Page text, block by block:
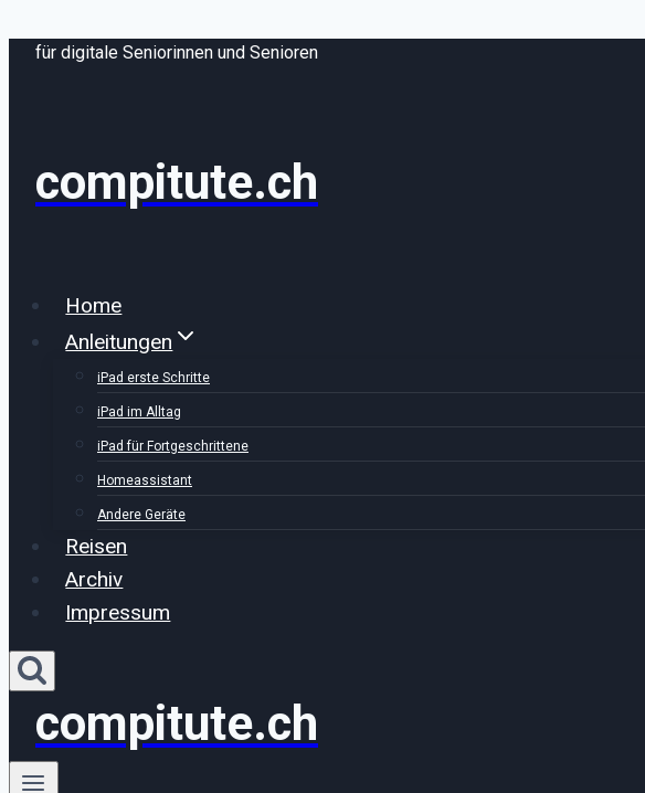
Zumfür digitale Seniorinnen und Senioren
compitute.ch
Home
Anleitungen
iPad erste Schritte
iPad im Alltag
iPad für Fortgeschrittene
Homeassistant
Andere Geräte
Reisen
Archiv
Impressum
compitute.ch